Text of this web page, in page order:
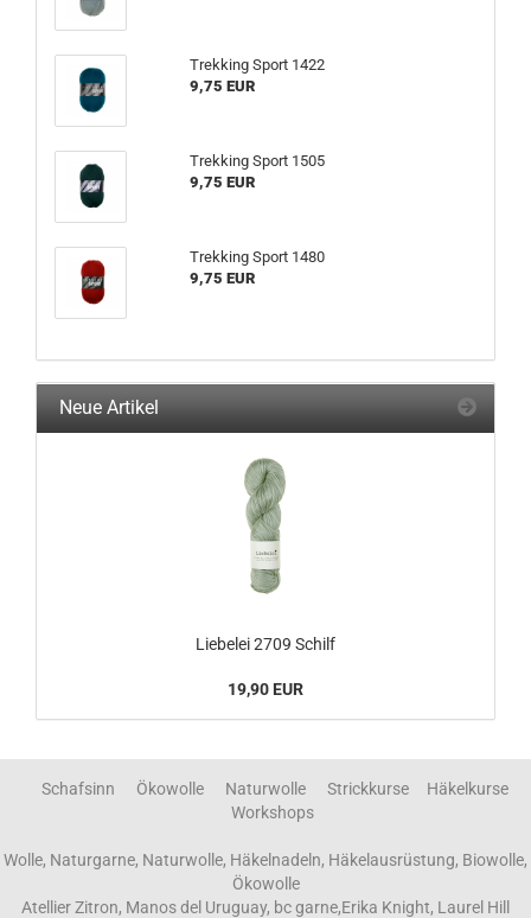
Trekking Sport 1422
9,75 EUR
Trekking Sport 1505
9,75 EUR
Trekking Sport 1480
9,75 EUR
Neue Artikel
Liebelei 2709 Schilf
19,90 EUR
Schafsinn Ökowolle Naturwolle Strickkurse Häkelkurse
Workshops
Wolle, Naturgarne, Naturwolle, Häkelnadeln, Häkelausrüstung, Biowolle,
Ökowolle
Atellier Zitron, Manos del Uruguay, bc garne,Erika Knight, Laurel Hill